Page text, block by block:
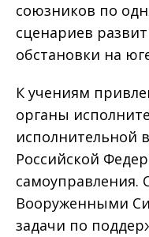
союзников по
сценариев
обстановки на
К учениям
органы
исполнительной
Российской
самоуправления.
Вооруженными
задачи по